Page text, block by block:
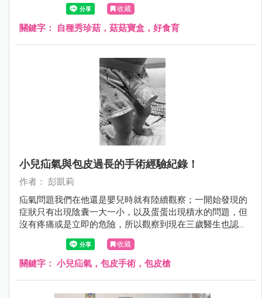
多一點，就長的跟手掌一樣大，過程中沒有蟲也沒有可怕的
發霉過程，好多人問我怎麼做到的？！
收藏
關鍵字： 自種秀珍菇，菇菇寶盒，好食育
小兒疝氣與包皮過長的手術經驗紀錄！
作者： 彭凱莉
疝氣問題我們在他還是嬰兒時就有陸續觀察；一開始發現的
症狀只有出現陰囊一大一小，以及蛋蛋出現積水的問題，但
沒有疼痛或是立即的危險，所以觀察到現在三歲醫生也認為
無法自癒吸收後，就決定動刀處理，避免日後出現更大的問
題！ 而包皮過長問題，是在小王子兩歲開始自行如廁後發
現，他常常會表示尿尿部位疼痛，後來也常出現發炎和紅腫
收藏
關鍵字： 小兒疝氣，包皮手術，包皮槍